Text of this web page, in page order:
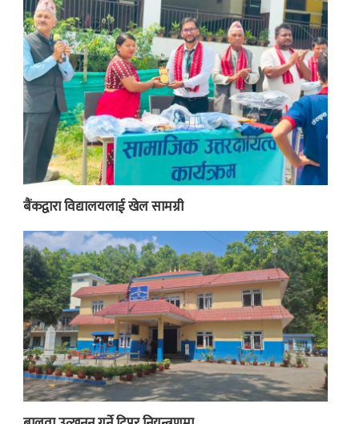
बैंकद्वारा विद्यालयलाई खेल सामग्री